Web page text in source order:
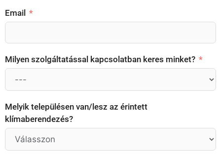
Email
Milyen szolgáltatással kapcsolatban keres minket?
Melyik településen van/lesz az érintett
klímaberendezés?